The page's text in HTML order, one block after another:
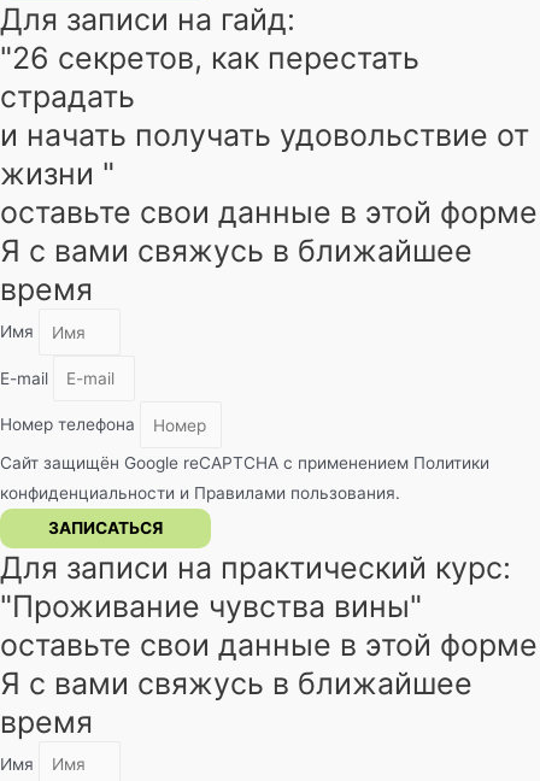
Для записи на гайд:
"26 секретов, как перестать
страдать
и начать получать удовольствие от
жизни "
оставьте свои данные в этой форме
Я с вами свяжусь в ближайшее
время
Имя
E-mail
Номер телефона
Сайт защищён Google reCAPTCHA с применением Политики
конфиденциальности и Правилами пользования.
ЗАПИСАТЬСЯ
Для записи на практический курс:
"Проживание чувства вины"​
оставьте свои данные в этой форме
Я с вами свяжусь в ближайшее
время
Имя